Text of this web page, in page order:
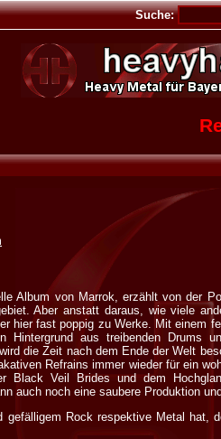
Suche:
Album von Marrok, erzählt von der
Aber anstatt daraus, wie viele
hier fast poppig zu Werke. Mit einem
Hintergrund aus treibenden Drums
die Zeit nach dem Ende der Welt
Refrains immer wieder für ein
Black Veil Brides und dem
auch noch eine saubere Produktion
gefälligem Rock respektive Metal hat,